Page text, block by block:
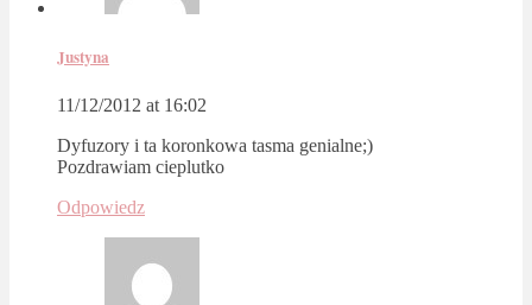
Justyna
11/12/2012 at 16:02
Dyfuzory i ta koronkowa tasma genialne;)
Pozdrawiam cieplutko
Odpowiedz